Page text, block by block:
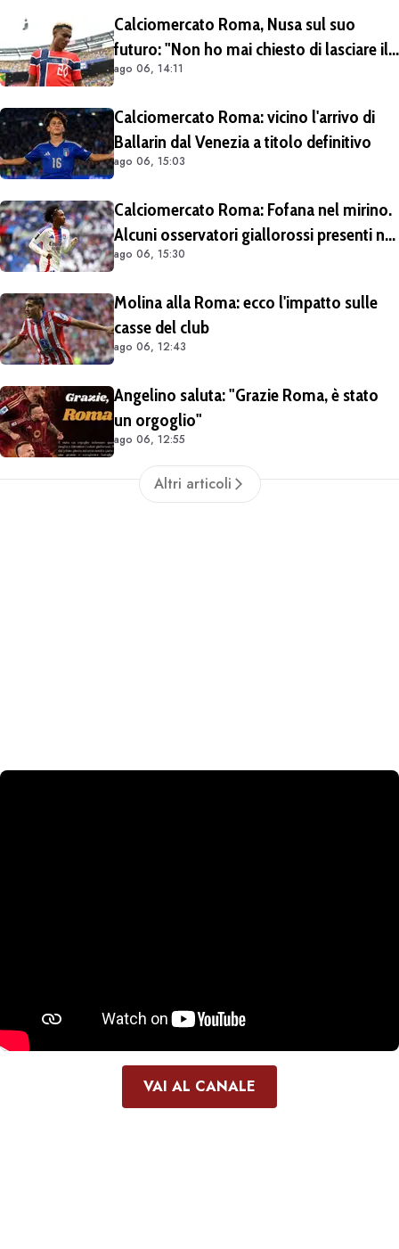
Calciomercato Roma, Nusa sul suo
futuro: "Non ho mai chiesto di lasciare il
Lipsia". Giallorossi ancora al lavoro
ago 06, 14:11
Calciomercato Roma: vicino l'arrivo di
Ballarin dal Venezia a titolo definitivo
ago 06, 15:03
Calciomercato Roma: Fofana nel mirino.
Alcuni osservatori giallorossi presenti nel
match di Champions con il Lione
ago 06, 15:30
Molina alla Roma: ecco l'impatto sulle
casse del club
ago 06, 12:43
Angelino saluta: "Grazie Roma, è stato
un orgoglio"
ago 06, 12:55
Altri articoli
VAI AL CANALE